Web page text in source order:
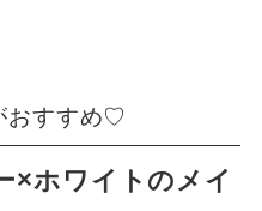
おすすめ♡
×ホワイトのメイ